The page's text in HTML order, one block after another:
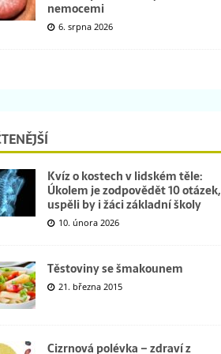
nemocemi
6. srpna 2026
Kvíz o kostech v lidském těle:
Úkolem je zodpovědět 10 otázek,
uspěli by i žáci základní školy
10. února 2026
Těstoviny se šmakounem
21. března 2015
Cizrnová polévka – zdraví z